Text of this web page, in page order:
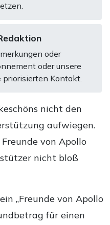
oder
oder unsere
Kontakt.
nicht den
aufwiegen.
von Apollo
nicht bloß
„Freunde von Apollo
für einen